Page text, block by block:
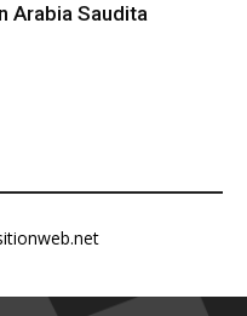
Arabia Saudita